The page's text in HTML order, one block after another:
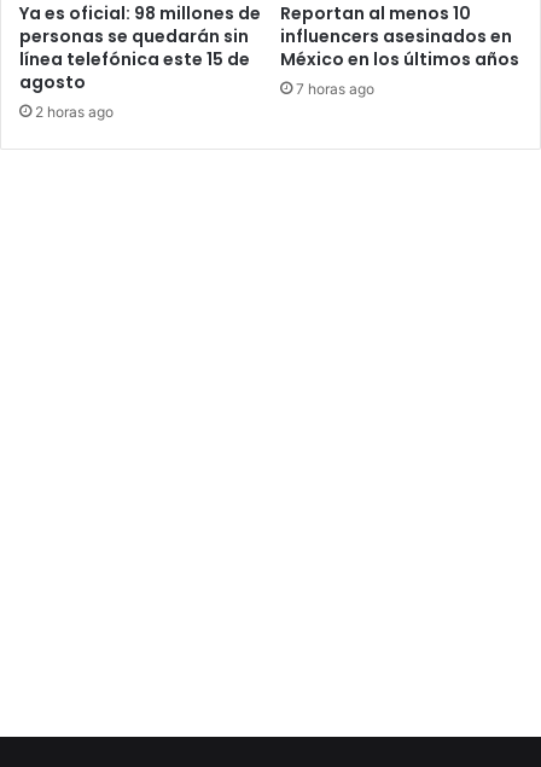
Ya es oficial: 98 millones de
personas se quedarán sin
línea telefónica este 15 de
agosto
2 horas ago
Reportan al menos 10
influencers asesinados en
México en los últimos años
7 horas ago